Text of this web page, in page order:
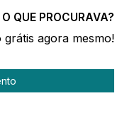
QUE PROCURAVA?
agora mesmo!